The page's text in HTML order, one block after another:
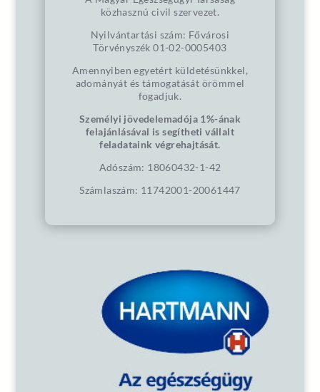
közhasznú civil szervezet.
Nyilvántartási szám: Fővárosi
Törvényszék 01-02-0005403
Amennyiben egyetért küldetésünkkel,
adományát és támogatását örömmel
fogadjuk.
Személyi jövedelemadója 1%-ának
felajánlásával is segítheti vállalt
feladataink végrehajtását.
Adószám: 18060432-1-42
Számlaszám: 11742001-20061447